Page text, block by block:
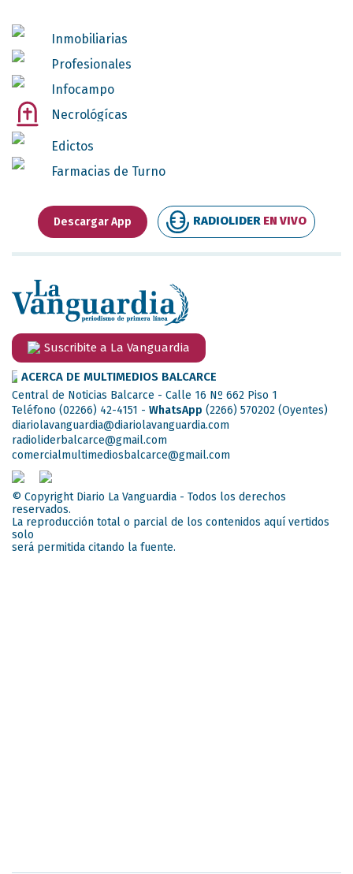
Inmobiliarias
Profesionales
Infocampo
Necrológícas
Edictos
Farmacias de Turno
Descargar App RADIOLIDER EN VIVO
Suscribite a La Vanguardia
ACERCA DE MULTIMEDIOS BALCARCE
Central de Noticias Balcarce - Calle 16 Nº 662 Piso 1
Teléfono (02266) 42-4151 - WhatsApp (2266) 570202 (Oyentes)
diariolavanguardia@diariolavanguardia.com
radioliderbalcarce@gmail.com
comercialmultimediosbalcarce@gmail.com
© Copyright Diario La Vanguardia - Todos los derechos
reservados.
La reproducción total o parcial de los contenidos aquí vertidos
solo
será permitida citando la fuente.